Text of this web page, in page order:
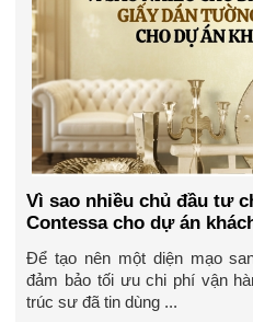
Vì sao nhiều chủ đầu tư
Contessa cho dự án
Để tạo nên một diện mạo
đảm bảo tối ưu chi phí vận
trúc sư đã tin dùng ...